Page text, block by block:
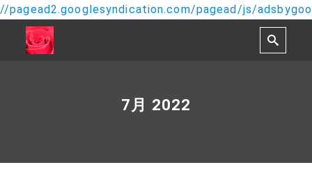
//pagead2.googlesyndication.com/pagead/js/
7月 2022